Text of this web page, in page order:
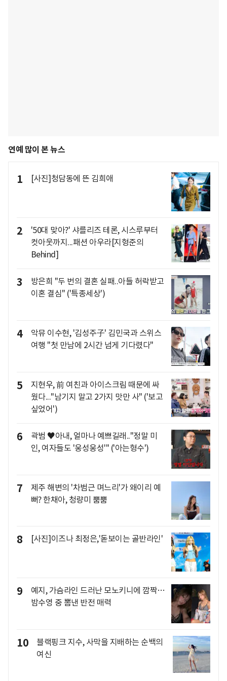
연예 많이 본 뉴스
1 [사진]청담동에 뜬 김희애
2
'50대 맞아?' 샤를리즈 테론, 시스루부터
컷아웃까지...패션 아우라[지형준의
Behind]
3
방은희 "두 번의 결혼 실패..아들 허락받고
이혼 결심" ('특종세상')
4
악뮤 이수현, '김성주子' 김민국과 스위스
여행 "첫 만남에 2시간 넘게 기다렸다"
5
지현우, 前 여친과 아이스크림 때문에 싸
웠다..."남기지 말고 2가지 맛만 사" ('보고
싶었어')
6
곽범 ♥아내, 얼마나 예쁘길래.."정말 미
인, 여자들도 '웅성웅성'" ('아는형수')
7
제주 해변의 '차범근 며느리'가 왜이리 예
뻐? 한채아, 청량미 뿜뿜
8 [사진]이즈나 최정은,'돋보이는 골반라인'
9
예지, 가슴라인 드러난 모노키니에 깜짝…
밤수영 중 뽐낸 반전 매력
10
블랙핑크 지수, 사막을 지배하는 순백의
여신